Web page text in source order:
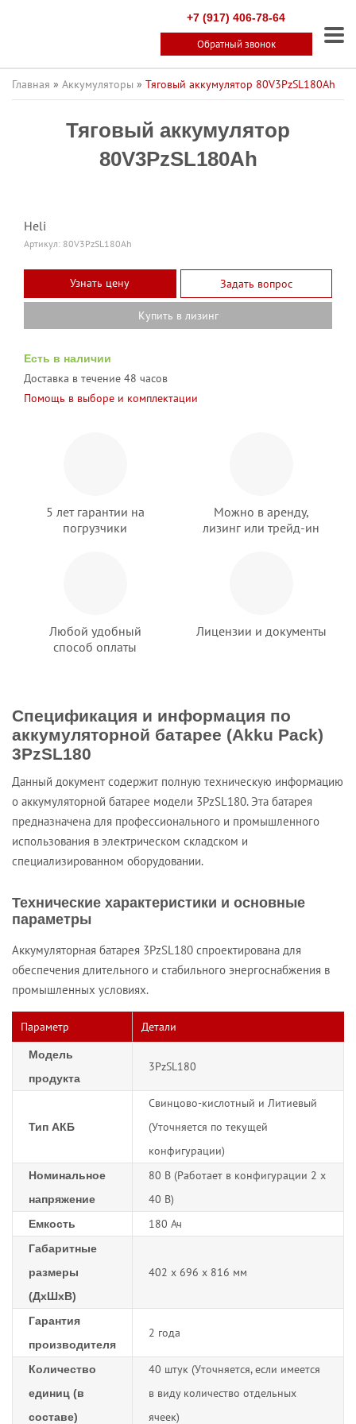
+7 (917) 406-78-64
Обратный звонок
Главная » Аккумуляторы » Тяговый аккумулятор 80V3PzSL180Ah
Тяговый аккумулятор
80V3PzSL180Ah
Heli
Артикул: 80V3PzSL180Ah
Узнать цену Задать вопрос
Купить в лизинг
Есть в наличии
Доставка в течение 48 часов
Помощь в выборе и комплектации
5 лет гарантии на
погрузчики
Можно в аренду,
лизинг или трейд-ин
Любой удобный
способ оплаты
Лицензии и документы
Спецификация и информация по
аккумуляторной батарее (Akku Pack)
3PzSL180
Данный документ содержит полную техническую информацию
о аккумуляторной батарее модели 3PzSL180. Эта батарея
предназначена для профессионального и промышленного
использования в электрическом складском и
специализированном оборудовании.
Технические характеристики и основные
параметры
Аккумуляторная батарея 3PzSL180 спроектирована для
обеспечения длительного и стабильного энергоснабжения в
промышленных условиях.
Параметр Детали
Модель
продукта
3PzSL180
Тип АКБ
Свинцово-кислотный и Литиевый
(Уточняется по текущей
конфигурации)
Номинальное
напряжение
80 В (Работает в конфигурации 2 х
40 В)
Емкость 180 Ач
Габаритные
размеры
(ДхШхВ)
402 х 696 х 816 мм
Гарантия
производителя
2 года
Количество
единиц (в
составе)
40 штук (Уточняется, если имеется
в виду количество отдельных
ячеек)